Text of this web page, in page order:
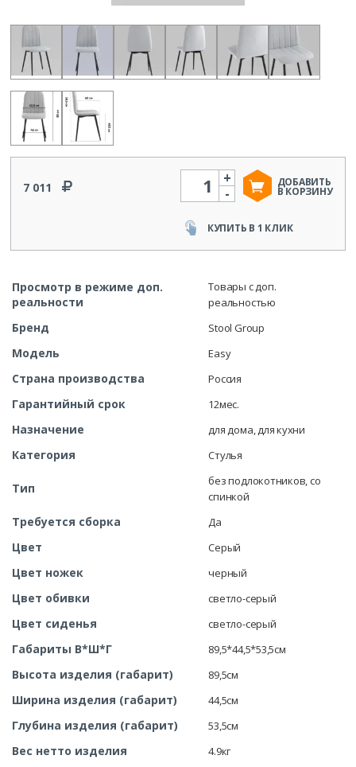
7 011
Количество
-
+ ДОБАВИТЬ
В КОРЗИНУ
КУПИТЬ В 1 КЛИК
Просмотр в режиме доп.
реальности
Товары с доп.
реальностью
Бренд Stool Group
Модель Easy
Страна производства Россия
Гарантийный срок 12мес.
Назначение для дома, для кухни
Категория Стулья
Тип
без подлокотников, со
спинкой
Требуется сборка Да
Цвет Серый
Цвет ножек черный
Цвет обивки светло-серый
Цвет сиденья светло-серый
Габариты В*Ш*Г 89,5*44,5*53,5см
Высота изделия (габарит) 89,5см
Ширина изделия (габарит) 44,5см
Глубина изделия (габарит) 53,5см
Вес нетто изделия 4.9кг